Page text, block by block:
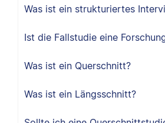
Was ist ein strukturiertes
Ist die Fallstudie eine
Was ist ein Querschnitt?
Was ist ein Längsschnitt?